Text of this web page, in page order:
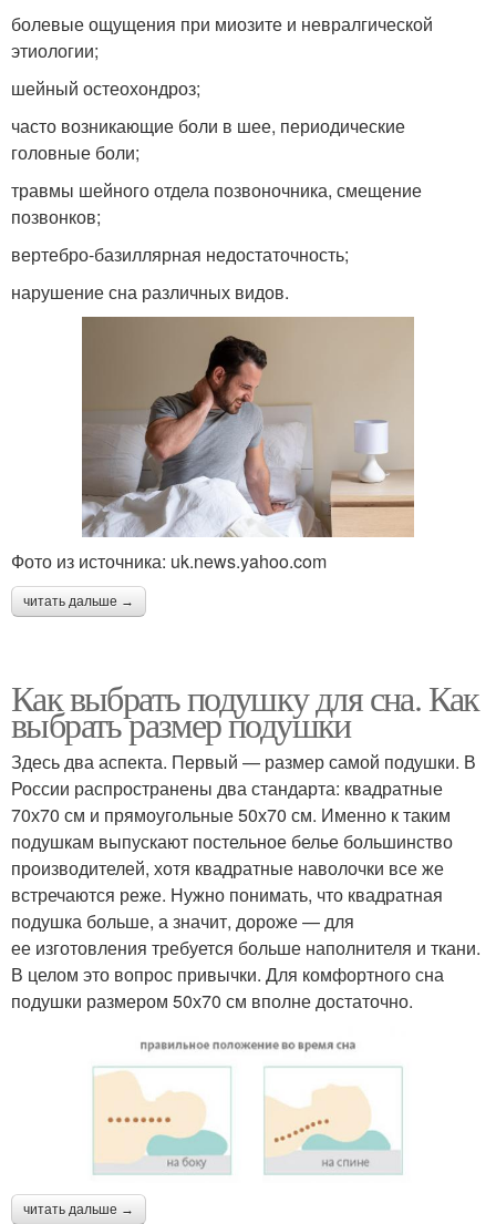
болевые ощущения при миозите и невралгической
этиологии;
шейный остеохондроз;
часто возникающие боли в шее, периодические
головные боли;
травмы шейного отдела позвоночника, смещение
позвонков;
вертебро-базиллярная недостаточность;
нарушение сна различных видов.
Фото из источника: uk.news.yahoo.com
читать дальше →
Как выбрать подушку для сна. Как
выбрать размер подушки
Здесь два аспекта. Первый — размер самой подушки. В
России распространены два стандарта: квадратные
70х70 см и прямоугольные 50х70 см. Именно к таким
подушкам выпускают постельное белье большинство
производителей, хотя квадратные наволочки все же
встречаются реже. Нужно понимать, что квадратная
подушка больше, а значит, дороже — для
ее изготовления требуется больше наполнителя и ткани.
В целом это вопрос привычки. Для комфортного сна
подушки размером 50х70 см вполне достаточно.
читать дальше →